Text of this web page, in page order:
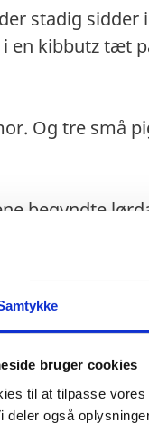
bruger cookies
til at tilpasse
deler også
stadig
en kibbutz tæt
Og tre små
begyndte
stoppede